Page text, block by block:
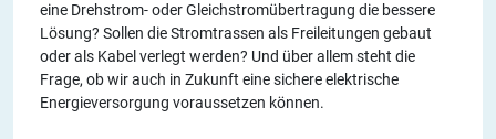
eine Drehstrom- oder Gleichstromübertragung die bessere
Lösung? Sollen die Stromtrassen als Freileitungen gebaut
oder als Kabel verlegt werden? Und über allem steht die
Frage, ob wir auch in Zukunft eine sichere elektrische
Energieversorgung voraussetzen können.